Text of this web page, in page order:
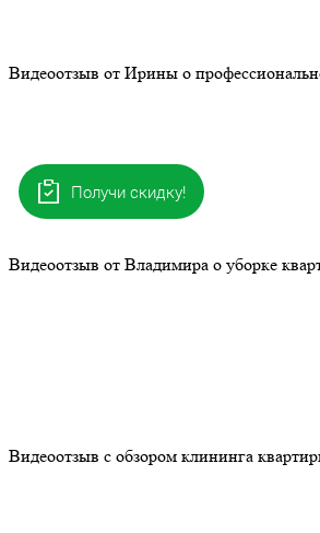
Видеоотзыв от Ирины о
Видеоотзыв от Владимира о уборке
Видеоотзыв с обзором клининга
Получи скидку!